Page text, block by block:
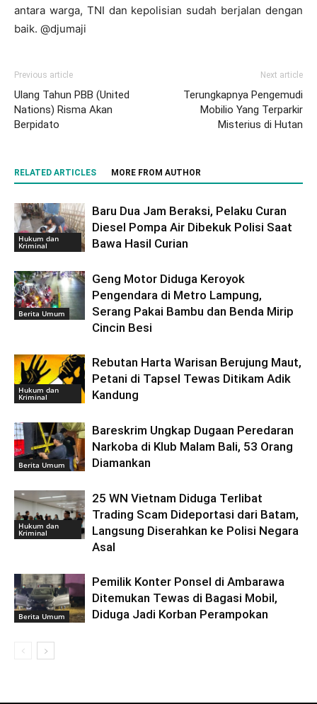
antara warga, TNI dan kepolisian sudah berjalan dengan
baik. @djumaji
Previous article
Ulang Tahun PBB (United
Nations) Risma Akan
Berpidato
Next article
Terungkapnya Pengemudi
Mobilio Yang Terparkir
Misterius di Hutan
RELATED ARTICLES MORE FROM AUTHOR
Hukum dan
Kriminal
Baru Dua Jam Beraksi, Pelaku Curan
Diesel Pompa Air Dibekuk Polisi Saat
Bawa Hasil Curian
Berita Umum
Geng Motor Diduga Keroyok
Pengendara di Metro Lampung,
Serang Pakai Bambu dan Benda Mirip
Cincin Besi
Hukum dan
Kriminal
Rebutan Harta Warisan Berujung Maut,
Petani di Tapsel Tewas Ditikam Adik
Kandung
Berita Umum
Bareskrim Ungkap Dugaan Peredaran
Narkoba di Klub Malam Bali, 53 Orang
Diamankan
Hukum dan
Kriminal
25 WN Vietnam Diduga Terlibat
Trading Scam Dideportasi dari Batam,
Langsung Diserahkan ke Polisi Negara
Asal
Berita Umum
Pemilik Konter Ponsel di Ambarawa
Ditemukan Tewas di Bagasi Mobil,
Diduga Jadi Korban Perampokan